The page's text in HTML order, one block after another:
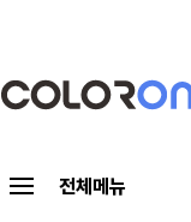
전체메뉴